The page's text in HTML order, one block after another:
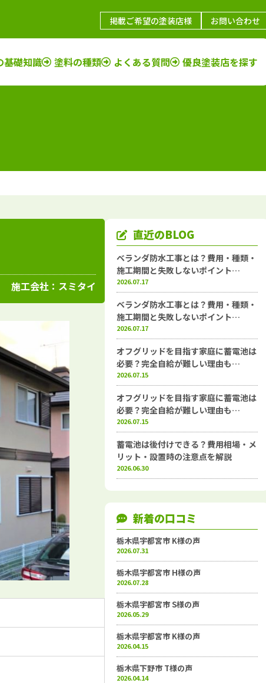
掲載ご希望の塗装店様 お問い合わせ
基礎知識 塗料の種類 よくある質問 優良塗装店を探す
岡山県
施工例
塗装店
広島県
施工例
塗装店
塗装店
塗装店
塗装店
大分県
施工例
塗装店
熊本県
施工例
塗装店
鹿児島県
沖縄県
施工例 塗装店
施工会社： スミタイ
直近のBLOG
ベランダ防水工事とは？費用・種類・
施工期間と失敗しないポイント…
2026.07.17
ベランダ防水工事とは？費用・種類・
施工期間と失敗しないポイント…
2026.07.17
オフグリッドを目指す家庭に蓄電池は
必要？完全自給が難しい理由も…
2026.07.15
オフグリッドを目指す家庭に蓄電池は
必要？完全自給が難しい理由も…
2026.07.15
蓄電池は後付けできる？費用相場・メ
リット・設置時の注意点を解説
2026.06.30
新着の口コミ
栃木県宇都宮市 K様の声
2026.07.31
栃木県宇都宮市 H様の声
2026.07.28
栃木県宇都宮市 S様の声
2026.05.29
栃木県宇都宮市 K様の声
2026.04.15
栃木県下野市 T様の声
2026.04.14